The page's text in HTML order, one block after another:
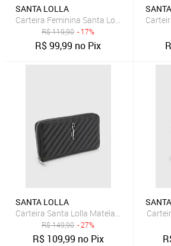
SANTA LOLLA
Carteira Feminina Santa Lolla Compacta
R$119,90 - 17%
R$99,99 no Pix
SANTA LOLLA
Carteira Santa Lolla Matelassê Preta
R$149,90 - 27%
R$ 109,99 no Pix